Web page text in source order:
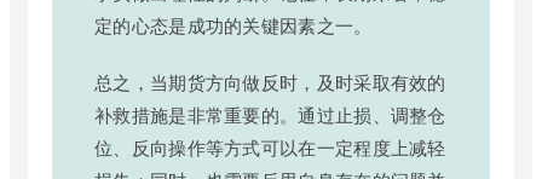
定的心态是成功的关键因素之一。
总之，当期货方向做反时，及时采取有效的
补救措施是非常重要的。通过止损、调整仓
位、反向操作等方式可以在一定程度上减轻